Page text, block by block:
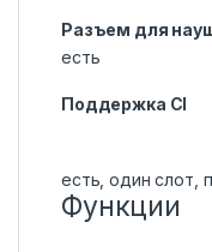
Разъем для
есть
Поддержка CI
есть, один слот,
Функции